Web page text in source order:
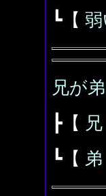
┗【
兄が
┣【
┗【